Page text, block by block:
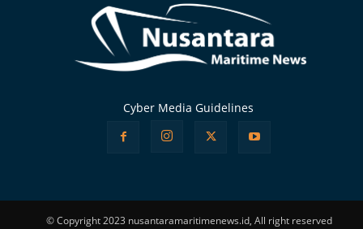
Cyber Media Guidelines
© Copyright 2023 nusantaramaritimenews.id, All right reserved